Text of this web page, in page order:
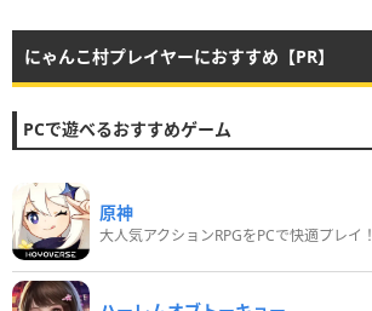
にゃんこ村プレイヤーにおすすめ【PR】
PCで遊べるおすすめゲーム
原神
大人気アクションRPGをPCで快適プレイ！